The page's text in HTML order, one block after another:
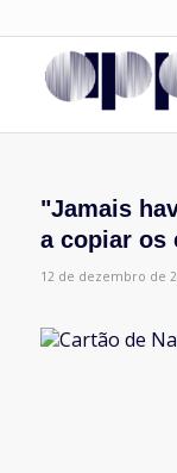
"Jamais
a copiar os
12 de dezembro de